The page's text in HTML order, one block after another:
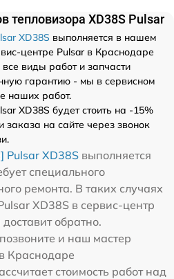
тепловизора XD38S Pulsar
XD38S выполняется в нашем
центре Pulsar в Краснодаре
виды работ и запчасти
гарантию - мы в сервисном
наших работ.
XD38S будет стоить на -15%
на сайте через звонок
Pulsar XD38S выполняется
специального
ремонта. В таких случаях
XD38S в сервис-центр
обратно.
и наш мастер
Краснодаре
стоимость работ над